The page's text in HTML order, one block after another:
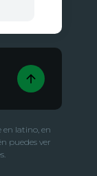
en latino, en
puedes ver